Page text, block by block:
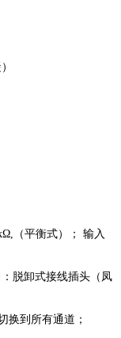
（平衡式）； 输入
卸式接线插头（凤
到所有通道；